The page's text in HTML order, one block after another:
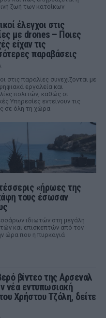
ζωή των κατοίκων
έλεγχοι στις
με drones – Ποιες
είχαν τις
παραβάσεις
στις παραλίες συνεχίζονται με
εργαλεία και
πολιτών, καθώς οι
Υπηρεσίες εντείνουν τις
σε όλη τη χώρα
«ήρωες της
τους έσωσαν
ιδιωτών στη μεγάλη
και επισκεπτών από τον
ώρα που η πυρκαγιά
βίντεο της Αρσεναλ
νέα εντυπωσιακή
Χρήστου Τζόλη, δείτε